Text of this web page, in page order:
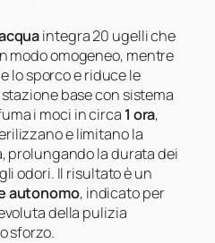
integra 20 ugelli che
modo omogeneo, mentre
lo sporco e riduce le
base con sistema
i moci in circa 1 ora,
e limitano la
prolungando la durata dei
odori. Il risultato è un
autonomo, indicato per
della pulizia
sforzo.